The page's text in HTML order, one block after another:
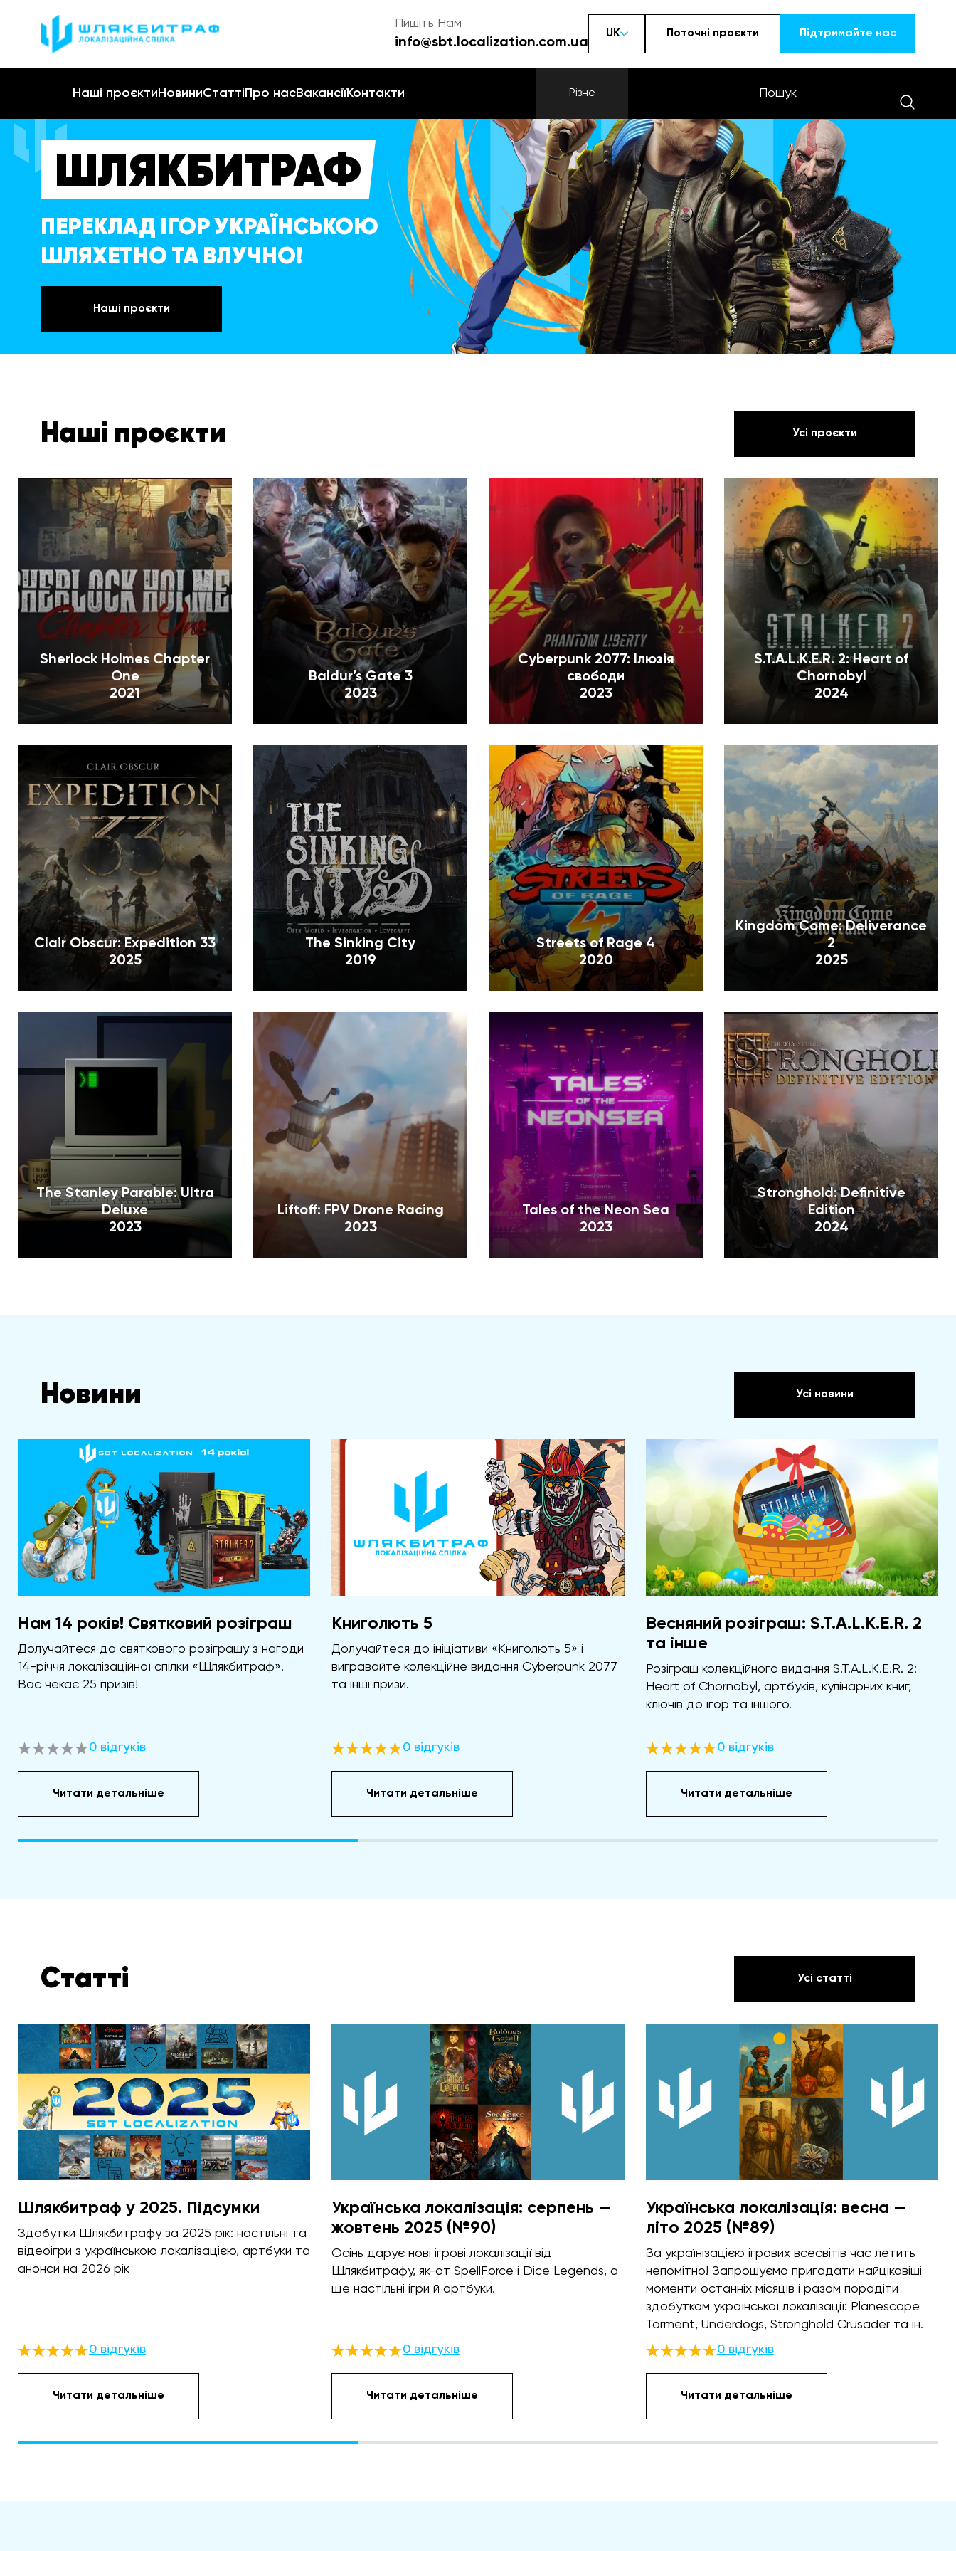
Пишіть Нам
info@sbt.localization.com.ua
UK Поточні проєкти Підтримайте наc
Наші проєкти НовиниСтатті Про насВакансіїКонтакти Різне
ШЛЯКБИТРАФ
ПЕРЕКЛАД ІГОР УКРАЇНСЬКОЮ
ШЛЯХЕТНО ТА ВЛУЧНО!
Наші проєкти
Наші проєкти Усі проєкти
Sherlock Holmes Chapter
One
2021
Baldur’s Gate 3
2023
Cyberpunk 2077: Ілюзія
свободи
2023
S.T.A.L.K.E.R. 2: Heart of
Chornobyl
2024
Clair Obscur: Expedition 33
2025
The Sinking City
2019
Streets of Rage 4
2020
Kingdom Come: Deliverance
2
2025
The Stanley Parable: Ultra
Deluxe
2023
Liftoff: FPV Drone Racing
2023
Tales of the Neon Sea
2023
Stronghold: Definitive
Edition
2024
Новини Усі новини
Нам 14 років! Святковий розіграш
Долучайтеся до святкового розіграшу з нагоди
14-річчя локалізаційної спілки «Шлякбитраф».
Вас чекає 25 призів!
0 відгуків
Читати детальніше
Книголють 5
Долучайтеся до ініціативи «Книголють 5» і
вигравайте колекційне видання Cyberpunk 2077
та інші призи.
0 відгуків
Читати детальніше
Весняний розіграш: S.T.A.L.K.E.R. 2
та інше
Розіграш колекційного видання S.T.A.L.K.E.R. 2:
Heart of Chornobyl, артбуків, кулінарних книг,
ключів до ігор та іншого.
0 відгуків
Читати детальніше
Статті Усі статті
Шлякбитраф у 2025. Підсумки
Здобутки Шлякбитрафу за 2025 рік: настільні та
відеоігри з українською локалізацією, артбуки та
анонси на 2026 рік
0 відгуків
Читати детальніше
Українська локалізація: серпень —
жовтень 2025 (№90)
Осінь дарує нові ігрові локалізації від
Шлякбитрафу, як-от SpellForce і Dice Legends, а
ще настільні ігри й артбуки.
0 відгуків
Читати детальніше
Українська локалізація: весна —
літо 2025 (№89)
За українізацією ігрових всесвітів час летить
непомітно! Запрошуємо пригадати найцікавіші
моменти останніх місяців і разом порадіти
здобуткам української локалізації: Planescape
Torment, Underdogs, Stronghold Crusader та ін.
0 відгуків
Читати детальніше